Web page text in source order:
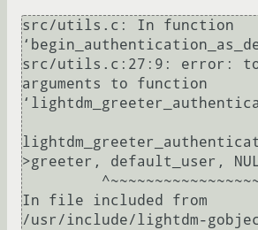
src/utils.c: In function
src/utils.c:27:9: error:
arguments to function
>greeter, default_user,
In file included from
/usr/include/lightdm-